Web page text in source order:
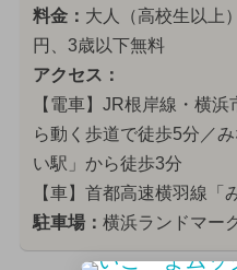
料金： 大人（高校生以上
円、3歳以下無料
アクセス：
【電車】JR根岸線・横
ら動く歩道で徒歩5分／
い駅」から徒歩3分
【車】首都高速横羽線「
駐車場： 横浜ランドマー